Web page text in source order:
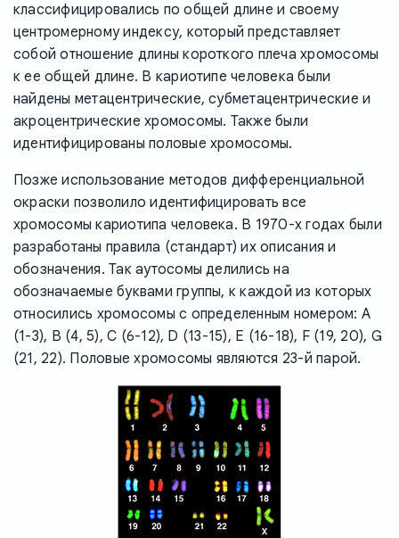
классифицировались по общей длине и своему
центромерному индексу, который представляет
собой отношение длины короткого плеча хромосомы
к ее общей длине. В кариотипе человека были
найдены метацентрические, субметацентрические и
акроцентрические хромосомы. Также были
идентифицированы половые хромосомы.
Позже использование методов дифференциальной
окраски позволило идентифицировать все
хромосомы кариотипа человека. В 1970-х годах были
разработаны правила (стандарт) их описания и
обозначения. Так аутосомы делились на
обозначаемые буквами группы, к каждой из которых
относились хромосомы с определенным номером: A
(1-3), B (4, 5), C (6-12), D (13-15), E (16-18), F (19, 20), G
(21, 22). Половые хромосомы являются 23-й парой.